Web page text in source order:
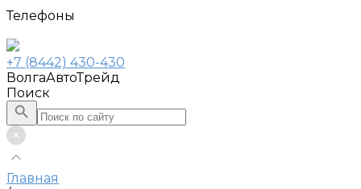
Телефоны
+7 (8442) 430-430
ВолгаАвтоТрейд
Поиск
Главная